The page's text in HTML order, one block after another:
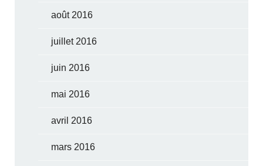
août 2016
juillet 2016
juin 2016
mai 2016
avril 2016
mars 2016